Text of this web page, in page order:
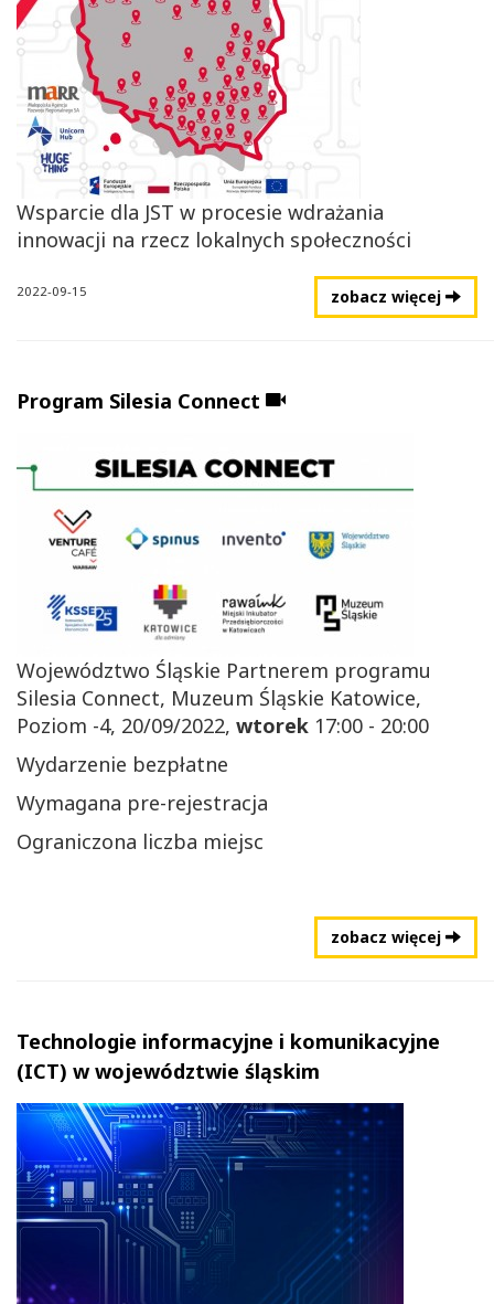
Wsparcie dla JST w procesie wdrażania
innowacji na rzecz lokalnych społeczności
2022-09-15 zobacz więcej
Program Silesia Connect
Dołączono
Województwo Śląskie Partnerem programu
Silesia Connect, Muzeum Śląskie Katowice,
Poziom -4, 20/09/2022, wtorek 17:00 - 20:00
Wydarzenie bezpłatne
Wymagana pre-rejestracja
Ograniczona liczba miejsc
zobacz więcej
Technologie informacyjne i komunikacyjne
(ICT) w województwie śląskim